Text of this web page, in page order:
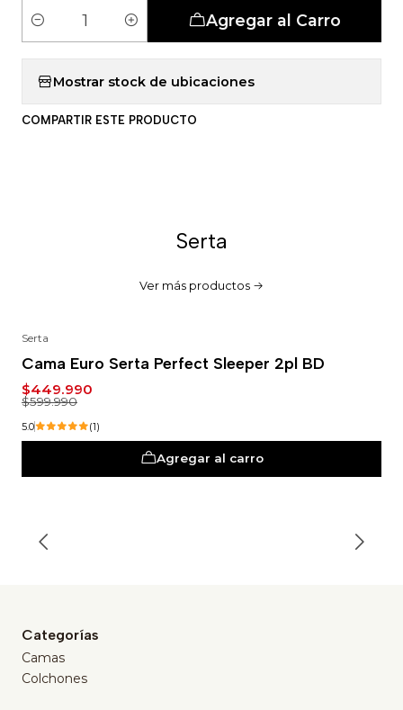
t
i
Agregar al Carro
Mostrar stock de ubicaciones
COMPARTIR ESTE PRODUCTO
Serta
Ver más productos
Serta
Cama Euro Serta Perfect Sleeper 2pl BD
$449.990
$599.990
5.0 (1)
Agregar al carro
Categorías
Camas
Colchones